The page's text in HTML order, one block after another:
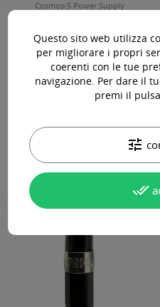
Cosmos-5 Power Supply
225,00 €IVA Incl.

Questo sito web utilizza
per migliorare i propri
coerenti con le tue
navigazione. Per dare il
premi il
tune
done_all